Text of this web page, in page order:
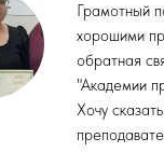
Грамотный
хорошими
обратная
"Академии
Хочу